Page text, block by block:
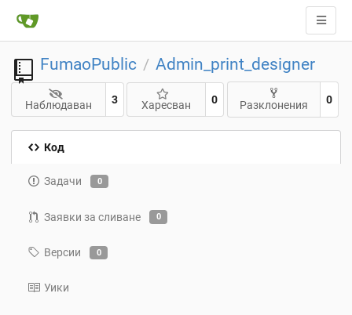
FumaoPublic / Admin_print_designer
Наблюдаван 3 Харесван 0 Разклонения 0
Код
Задачи 0
Заявки за сливане 0
Версии 0
Уики